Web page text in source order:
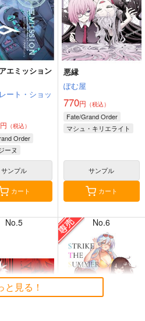
8月2日掲載
7月31日掲載
7月30日掲載
7月28日掲載
エミッション
ート・ショッ
円 （税込）
Order
ーヌ
サンプル
カート
悪縁
ぽむ屋
770円 （税込）
Fate/Grand Order
マシュ・キリエライト
サンプル
カート
No.5 No.6
と見る！